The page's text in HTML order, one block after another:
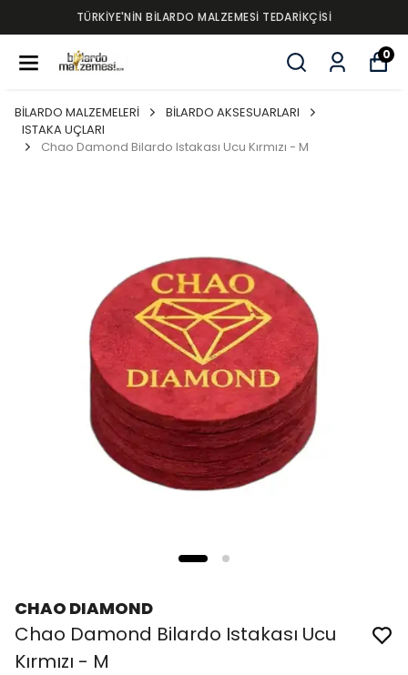
TÜRKİYE'NİN BİLARDO MALZEMESİ TEDARİKÇİSİ
0
BİLARDO MALZEMELERİ
BİLARDO AKSESUARLARI
ISTAKA UÇLARI
Chao Damond Bilardo Istakası Ucu Kırmızı - M
CHAO DIAMOND
Chao Damond Bilardo Istakası Ucu
Kırmızı - M